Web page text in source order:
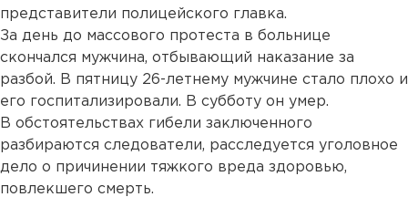
представители полицейского главка.
За день до массового протеста в больнице
скончался мужчина, отбывающий наказание за
разбой. В пятницу 26-летнему мужчине стало плохо и
его госпитализировали. В cубботу он умер.
В обстоятельствах гибели заключенного
разбираются следователи, расследуется уголовное
дело о причинении тяжкого вреда здоровью,
повлекшего смерть.